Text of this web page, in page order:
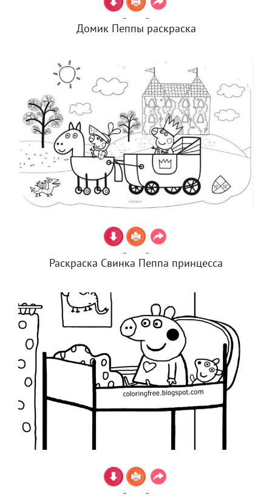
Домик Пеппы раскраска
Раскраска Свинка Пеппа принцесса